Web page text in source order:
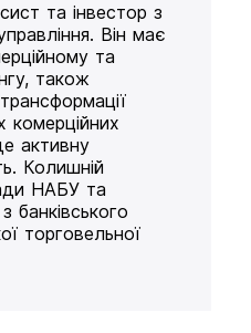
та інвестор з
Він має
та
також
комерційних
активну
Колишній
НАБУ та
банківського
торговельної